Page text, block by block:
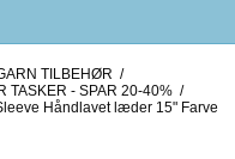
TILBEHØR /
TASKER - SPAR 20-40% /
Håndlavet læder 15" Farve